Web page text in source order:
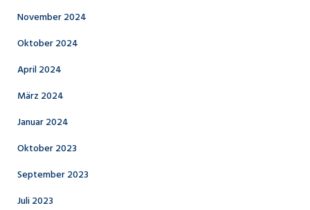
November 2024
Oktober 2024
April 2024
März 2024
Januar 2024
Oktober 2023
September 2023
Juli 2023